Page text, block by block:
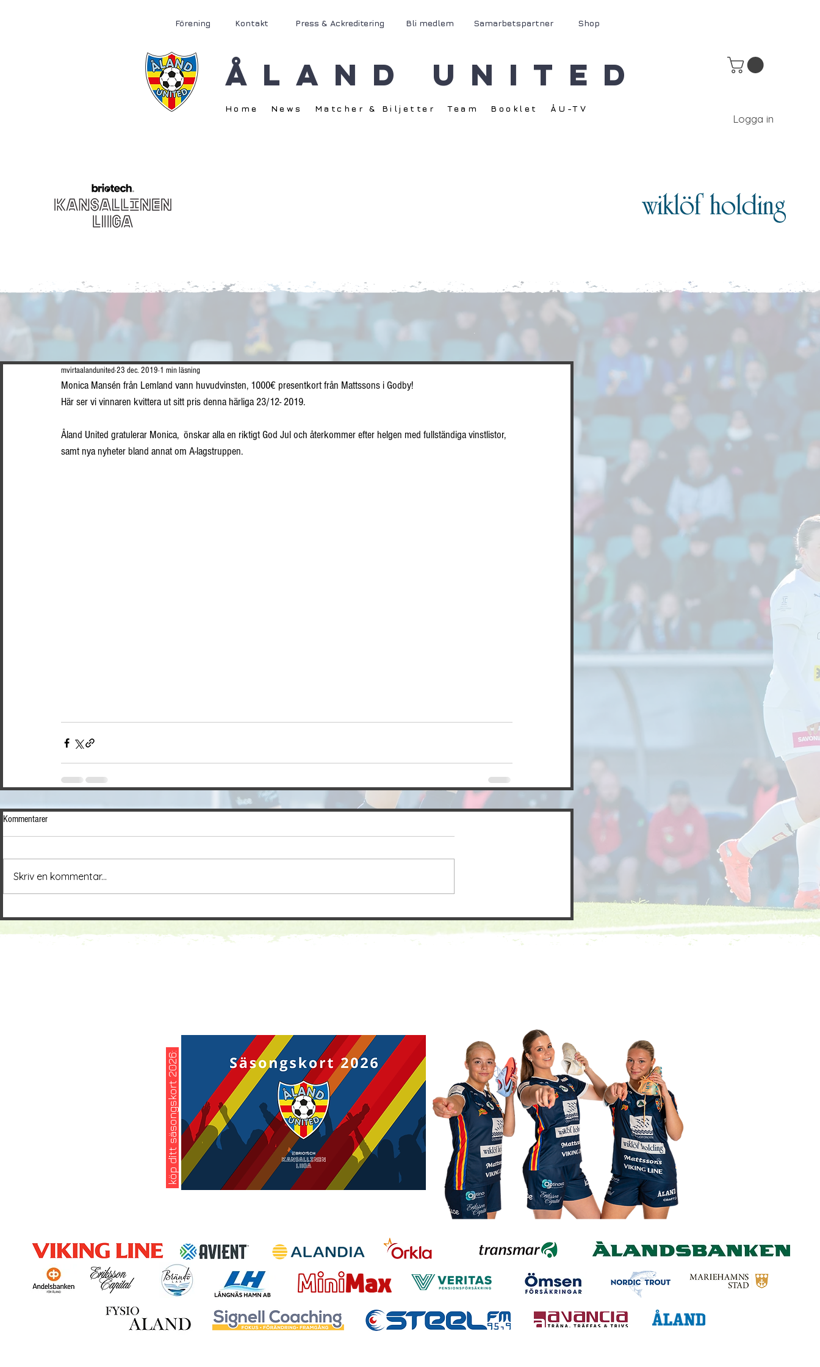
Förening Kontakt Press & Ackreditering Bli medlem Samarbetspartner Shop
Åland United
Home News Matcher & Biljetter Team Booklet ÅU-TV
Logga in
mvirtaalandunited 23 dec. 2019 1 min läsning
Monica Mansén från Lemland vann huvudvinsten, 1000€ presentkort från Mattssons i Godby!
Här ser vi vinnaren kvittera ut sitt pris denna härliga 23/12- 2019.
Åland United gratulerar Monica,  önskar alla en riktigt God Jul och återkommer efter helgen med fullständiga vinstlistor,
samt nya nyheter bland annat om A-lagstruppen.
Kommentarer
Skriv en kommentar...
köp ditt säsongskort 2026: